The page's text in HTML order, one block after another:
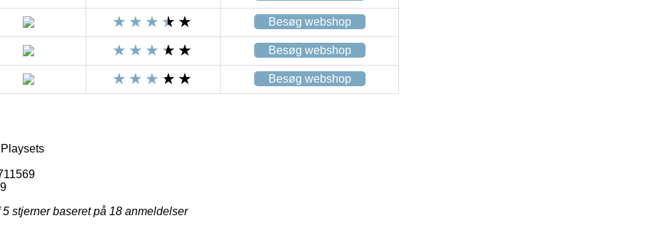
Besøg webshop
Besøg webshop
Besøg webshop
5 stjerner baseret på 18 anmeldelser